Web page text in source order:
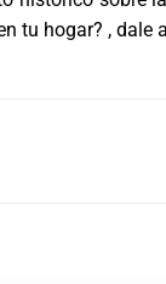
tu hogar? ,